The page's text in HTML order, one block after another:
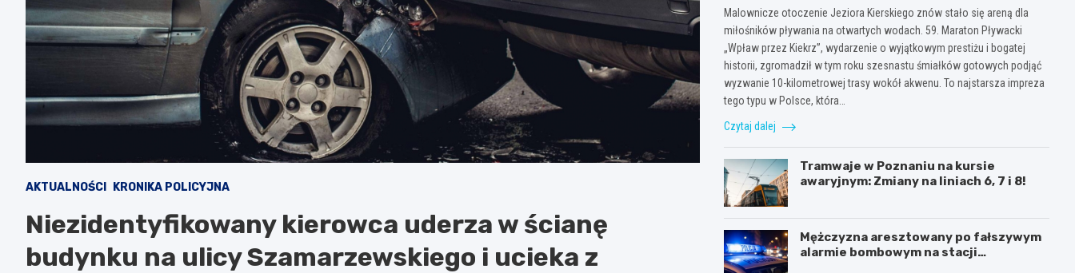
AKTUALNOŚCI KRONIKA POLICYJNA
Niezidentyfikowany kierowca uderza w ścianę
budynku na ulicy Szamarzewskiego i ucieka z
Malownicze otoczenie Jeziora Kierskiego znów stało się areną dla
miłośników pływania na otwartych wodach. 59. Maraton Pływacki
„Wpław przez Kiekrz”, wydarzenie o wyjątkowym prestiżu i bogatej
historii, zgromadził w tym roku szesnastu śmiałków gotowych podjąć
wyzwanie 10-kilometrowej trasy wokół akwenu. To najstarsza impreza
tego typu w Polsce, która…
Czytaj dalej
Tramwaje w Poznaniu na kursie
awaryjnym: Zmiany na liniach 6, 7 i 8!
Mężczyzna aresztowany po fałszywym
alarmie bombowym na stacji